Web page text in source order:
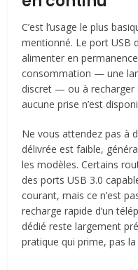
C’est l’usage le plus
mentionné. Le port USB
alimenter en
consommation — une
discret — ou à recharger
aucune prise n’est
Ne vous attendez pas à
délivrée est faible,
les modèles. Certains
des ports USB 3.0
courant, mais ce n’est
recharge rapide d’un
dédié reste largement
pratique qui prime, pas